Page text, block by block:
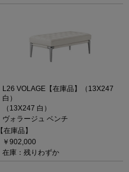
L26 VOLAGE【在庫品】（13X247
白）
（13X247 白）
ヴォラージュ ベンチ
【在庫品】
￥902,000
在庫：残りわずか